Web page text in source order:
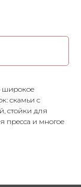
широкое
скамьи с
стойки для
пресса и многое